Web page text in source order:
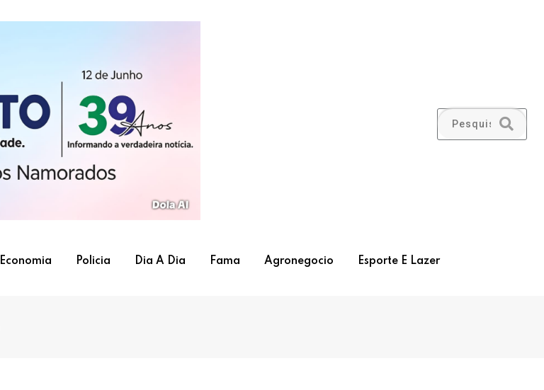
Economia Policia Dia A Dia Fama Agronegocio Esporte E Lazer